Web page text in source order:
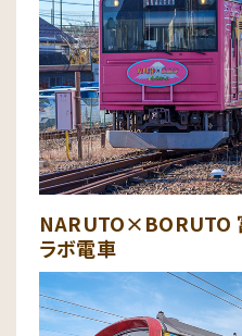
NARUTO×BORUTO
ラボ電車